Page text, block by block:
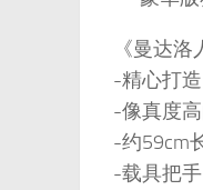
《曼达
-精心打
-像真度
-约59cm
-载具把